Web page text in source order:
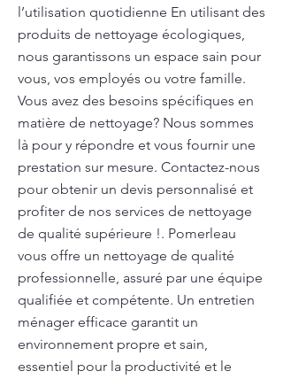
l’utilisation quotidienne En utilisant des
produits de nettoyage écologiques,
nous garantissons un espace sain pour
vous, vos employés ou votre famille.
Vous avez des besoins spécifiques en
matière de nettoyage? Nous sommes
là pour y répondre et vous fournir une
prestation sur mesure. Contactez-nous
pour obtenir un devis personnalisé et
profiter de nos services de nettoyage
de qualité supérieure !. Pomerleau
vous offre un nettoyage de qualité
professionnelle, assuré par une équipe
qualifiée et compétente. Un entretien
ménager efficace garantit un
environnement propre et sain,
essentiel pour la productivité et le